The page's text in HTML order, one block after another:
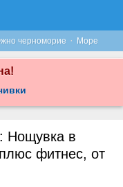
черноморие · Море
Нощувка в
фитнес, от